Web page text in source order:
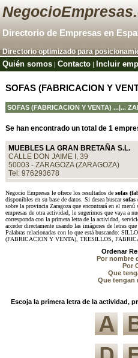
Directorio de Empresas en
Directorio optimizado para
Quién somos |Contacto Incluir
SOFAS (FABRICACION Y
SOFAS (FABRICACION Y VENTA) ...|...
Se han encontrado un total de 1
MUEBLES LA GRAN BRETAÑA S.L.
CALLE DON JAIME I, 39
50003 - ZARAGOZA (ZARAGOZA)
Tel: 976293678
Negocio Empresas le ofrece los resultados de sofas
disponibles en su base de datos. Si desea buscarsofas
sobre la provincia Zaragoza que encontrará en el
empresas de otra actividad, le sugerimos que vaya a
corresponda con la primera letra de la actividad,
acceder directamente usando las imágenes de letras
Palabras relacionadas con lo que está buscando:
(FABRICACION Y VENTA), TRESILLOS,
Ordenar
Por nombre
Por
Que
Que tengan
Escoja la primera letra de la actividad,